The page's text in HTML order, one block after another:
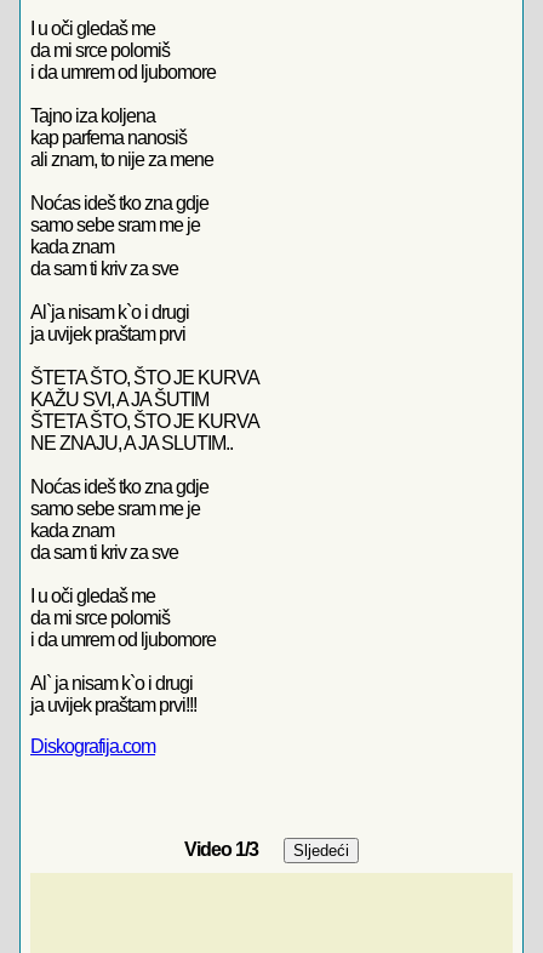
I u oči gledaš me
da mi srce polomiš
i da umrem od ljubomore
Tajno iza koljena
kap parfema nanosiš
ali znam, to nije za mene
Noćas ideš tko zna gdje
samo sebe sram me je
kada znam
da sam ti kriv za sve
Al`ja nisam k`o i drugi
ja uvijek praštam prvi
ŠTETA ŠTO, ŠTO JE KURVA
KAŽU SVI, A JA ŠUTIM
ŠTETA ŠTO, ŠTO JE KURVA
NE ZNAJU, A JA SLUTIM..
Noćas ideš tko zna gdje
samo sebe sram me je
kada znam
da sam ti kriv za sve
I u oči gledaš me
da mi srce polomiš
i da umrem od ljubomore
Al` ja nisam k`o i drugi
ja uvijek praštam prvi!!!
Diskografija.com
Video1/3